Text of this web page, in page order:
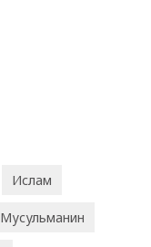
Ислам
Мусульманин